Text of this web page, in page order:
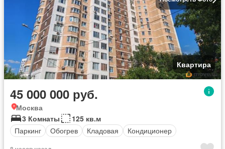
Квартира
45 000 000 руб.
Москва
3 Комнаты
125 кв.м
Паркинг
Обогрев Кладовая Кондиционер